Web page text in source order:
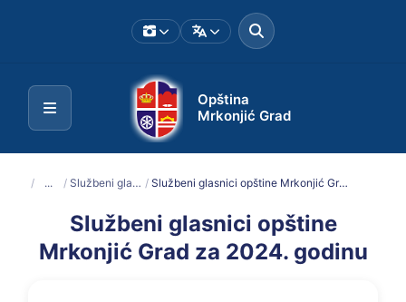
Opština
Mrkonjić Grad
/ ... / Službeni glasnici / Službeni glasnici opštine Mrkonjić Grad za 2024. godinu
Službeni glasnici opštine
Mrkonjić Grad za 2024. godinu